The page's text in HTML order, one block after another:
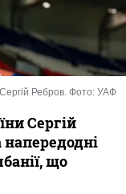
Сергій Ребров. Фото: УАФ
Сергій
напередодні
що